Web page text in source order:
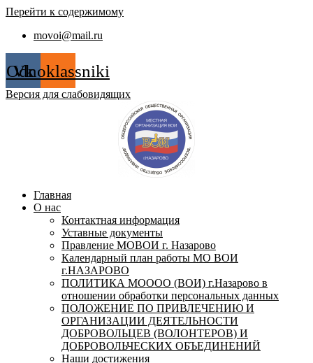
Перейти к содержимому
movoi@mail.ru
Vk
Odnoklassniki
Версия для слабовидящих
Главная
О нас
Контактная информация
Уставные документы
Правление МОВОИ г. Назарово
Календарный план работы МО ВОИ
г.НАЗАРОВО
ПОЛИТИКА МОООО (ВОИ) г.Назарово в
отношении обработки персональных данных
ПОЛОЖЕНИЕ ПО ПРИВЛЕЧЕНИЮ И
ОРГАНИЗАЦИИ ДЕЯТЕЛЬНОСТИ
ДОБРОВОЛЬЦЕВ (ВОЛОНТЕРОВ) И
ДОБРОВОЛЬЧЕСКИХ ОБЪЕДИНЕНИЙ
Наши достижения